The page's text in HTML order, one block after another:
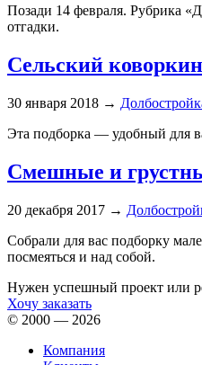
Позади 14 февраля. Рубрика
отгадки.
Сельский
30 января 2018 →
Эта подборка — удобный для
Смешные и
20 декабря 2017 →
Собрали для вас подборку
посмеяться и над собой.
Нужен успешный проект или
Хочу заказать
© 2000 — 2026
Компания